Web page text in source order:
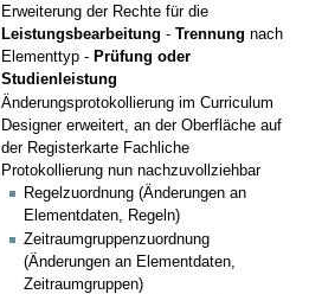
Erweiterung der Rechte für die
Leistungsbearbeitung - Trennung nach
Elementtyp - Prüfung oder
Studienleistung
Änderungsprotokollierung im Curriculum
Designer erweitert, an der Oberfläche auf
der Registerkarte Fachliche
Protokollierung nun nachzuvollziehbar
Regelzuordnung (Änderungen an
Elementdaten, Regeln)
Zeitraumgruppenzuordnung
(Änderungen an Elementdaten,
Zeitraumgruppen)